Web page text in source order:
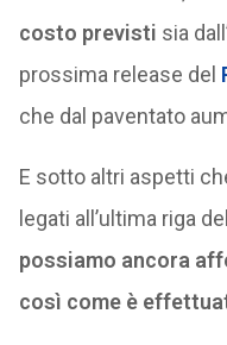
costo previsti sia
prossima release del
che dal paventato
E sotto altri aspetti
legati all’ultima riga
possiamo ancora
così come è